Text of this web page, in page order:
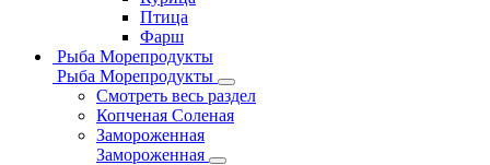
Птица
Фарш
Рыба Морепродукты
Рыба Морепродукты
Смотреть весь раздел
Копченая Соленая
Замороженная
Замороженная